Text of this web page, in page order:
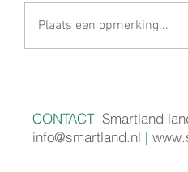
Plaats een opmerking...
CONTACTSmartland
info@smartland.nl |